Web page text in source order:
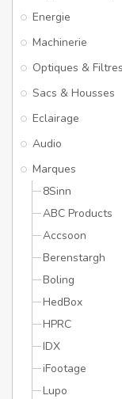
Energie
Machinerie
Optiques & Filtres
Sacs & Housses
Eclairage
Audio
Marques
8Sinn
ABC Products
Accsoon
Berenstargh
Boling
HedBox
HPRC
IDX
iFootage
Lupo